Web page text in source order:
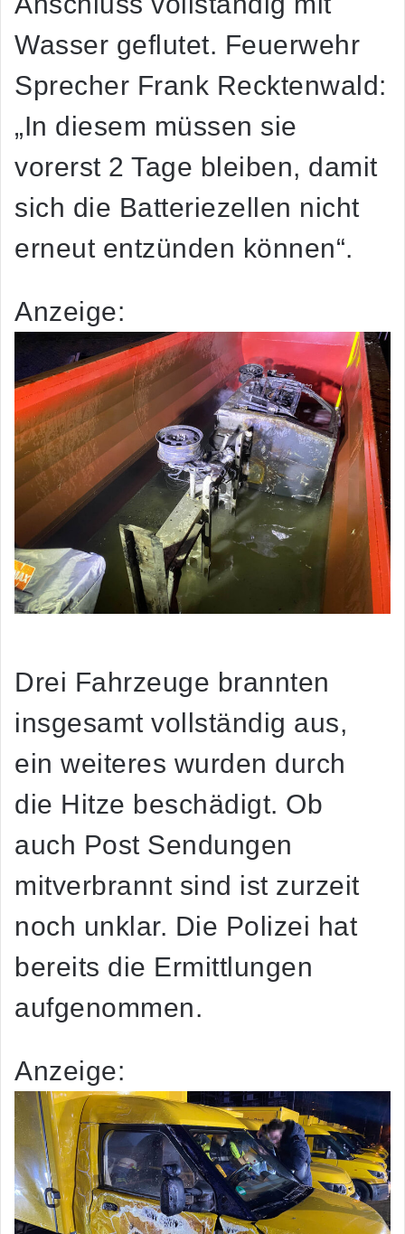
Wasser geflutet. Feuerwehr
Sprecher Frank Recktenwald:
„In diesem müssen sie
vorerst 2 Tage bleiben, damit
sich die Batteriezellen nicht
erneut entzünden können“.
Anzeige:
Drei Fahrzeuge brannten
insgesamt vollständig aus,
ein weiteres wurden durch
die Hitze beschädigt. Ob
auch Post Sendungen
mitverbrannt sind ist zurzeit
noch unklar. Die Polizei hat
bereits die Ermittlungen
aufgenommen.
Anzeige: